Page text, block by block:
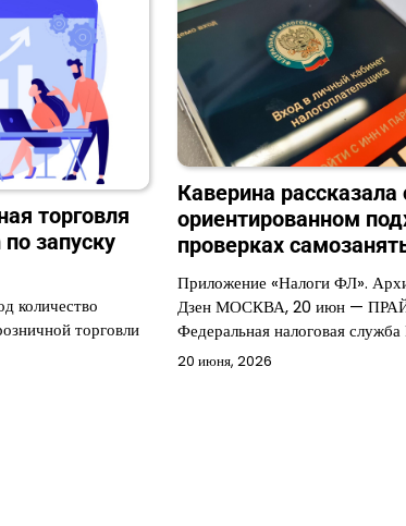
торговля
запуску
количество
торговли
Каверина рассказала
ориентированном
проверках
Приложение «Налоги ФЛ».
Дзен МОСКВА, 20 июн —
Федеральная налоговая
20 июня, 2026